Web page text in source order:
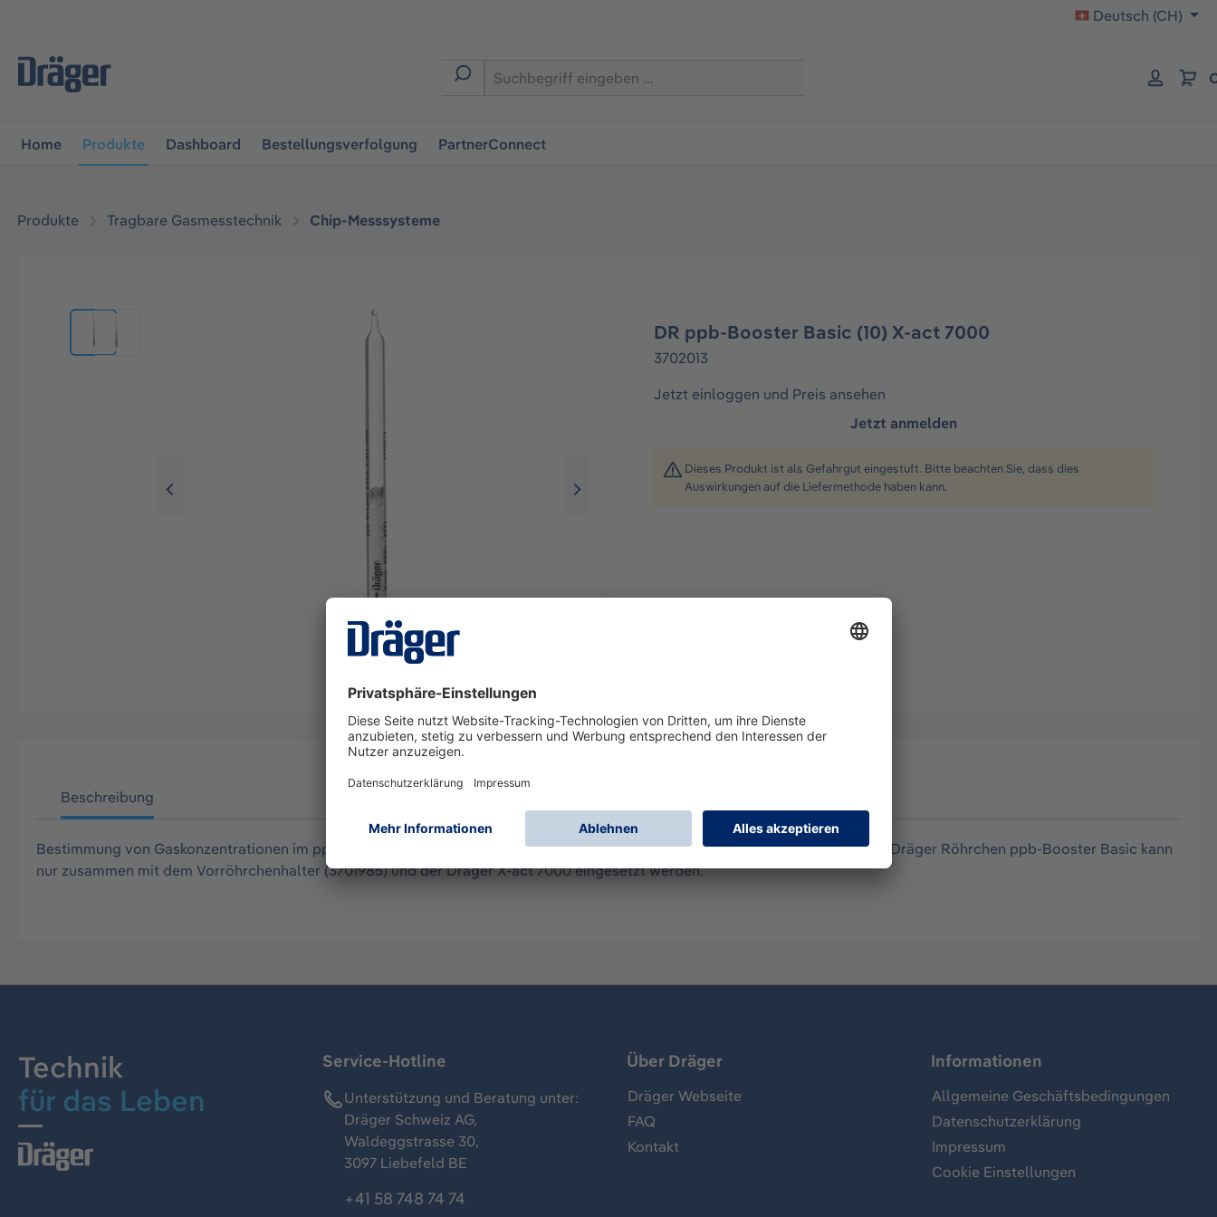
Deutsch (CH)
Home Produkte Dashboard Bestellungsverfolgung PartnerConnect
Produkte Tragbare Gasmesstechnik Chip-Messsysteme
DR ppb-Booster Basic (10) X-act 7000
3702013
Jetzt einloggen und Preis ansehen
Jetzt anmelden
Dieses Produkt ist als Gefahrgut eingestuft. Bitte beachten Sie, dass dies
Auswirkungen auf die Liefermethode haben kann.
Beschreibung
Bestimmung von Gaskonzentrationen im ppb-Bereich mit der Dräger X-act 7000 und den zugehörigen Dräger MicroTubes. Das Dräger Röhrchen ppb-Booster Basic kann
nur zusammen mit dem Vorröhrchenhalter (3701985) und der Dräger X-act 7000 eingesetzt werden.
Technik
für das Leben
Service-Hotline
Unterstützung und Beratung unter:
Dräger Schweiz AG,
Waldeggstrasse 30,
3097 Liebefeld BE
+41 58 748 74 74
Über Dräger
Dräger Webseite
FAQ
Kontakt
Informationen
Allgemeine Geschäftsbedingungen
Datenschutzerklärung
Impressum
Cookie Einstellungen